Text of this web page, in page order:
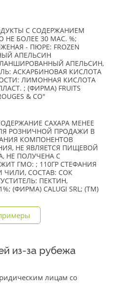
С СОДЕРЖАНИЕМ
НЕ БОЛЕЕ 30 МАС. %;
- ПЮРЕ: FROZEN
АПЕЛЬСИН
АПЕЛЬСИН,
АСКАРБИНОВАЯ КИСЛОТА
ЛИМОННАЯ КИСЛОТА
; (ФИРМА) FRUITS
& CO"
САХАРА МЕНЕЕ
РОЗНИЧНОЙ ПРОДАЖИ В
КОМПОНЕНТОВ
НЕ ЯВЛЯЕТСЯ ПИЩЕВОЙ
НЕ ПОЛУЧЕНА С
ГМО: ; 110ГР СТЕФАНИЯ
СОСТАВ: СОК
ПЕКТИН,
(ФИРМА) CALUGI SRL; (TM)
из-за рубежа
лицам со